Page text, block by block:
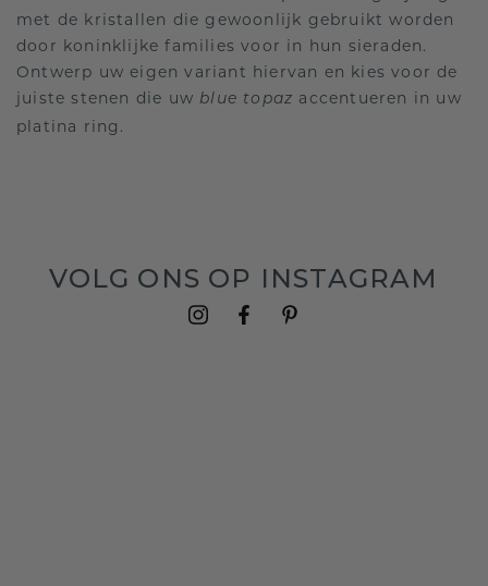
met de kristallen die gewoonlijk gebruikt worden
door koninklijke families voor in hun sieraden.
Ontwerp uw eigen variant hiervan en kies voor de
juiste stenen die uw blue topaz accentueren in uw
platina ring.
VOLG ONS OP INSTAGRAM